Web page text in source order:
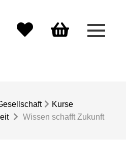
Menü
Kurse
Wissen schafft Zukunft